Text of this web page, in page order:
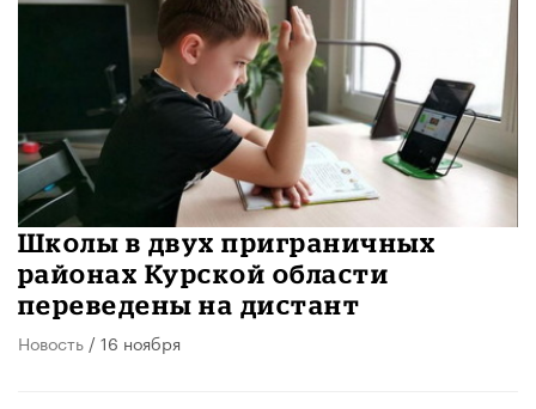
Школы в двух приграничных
районах Курской области
переведены на дистант
Новость / 16 ноября